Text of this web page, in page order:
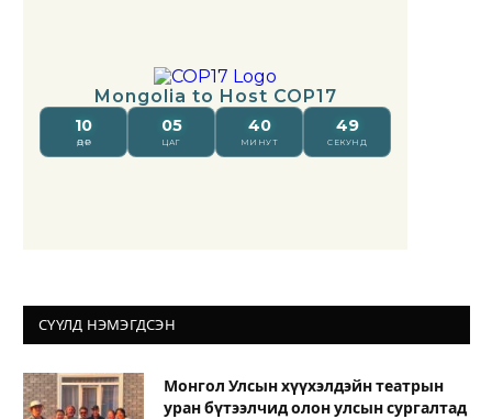
СҮҮЛД НЭМЭГДСЭН
Монгол Улсын хүүхэлдэйн театрын
уран бүтээлчид олон улсын сургалтад